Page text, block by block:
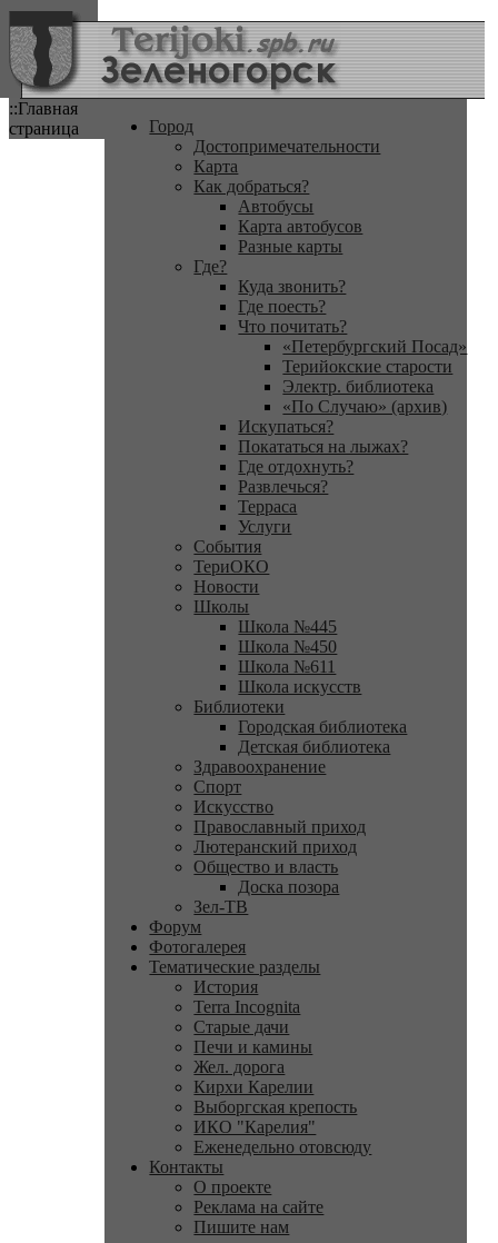
::Главная
страница
Город
Достопримечательности
Карта
Как добраться?
Автобусы
Карта автобусов
Разные карты
Где?
Куда звонить?
Где поесть?
Что почитать?
«Петербургский Посад»
Терийокские старости
Электр. библиотека
«По Случаю» (архив)
Искупаться?
Покататься на лыжах?
Где отдохнуть?
Развлечься?
Терраса
Услуги
События
ТериОКО
Новости
Школы
Школа №445
Школа №450
Школа №611
Школа искусств
Библиотеки
Городская библиотека
Детская библиотека
Здравоохранение
Спорт
Искусство
Православный приход
Лютеранский приход
Общество и власть
Доска позора
Зел-ТВ
Форум
Фотогалерея
Тематические разделы
История
Terra Incognita
Старые дачи
Печи и камины
Жел. дорога
Кирхи Карелии
Выборгская крепость
ИКО "Карелия"
Еженедельно отовсюду
Контакты
О проекте
Реклама на сайте
Пишите нам